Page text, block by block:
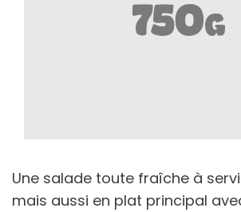
Une salade toute fraîche à
mais aussi en plat principal